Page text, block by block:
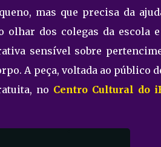
mas que precisa da
dos colegas da escola
sensível sobre
A peça, voltada ao público
no Centro Cultural do